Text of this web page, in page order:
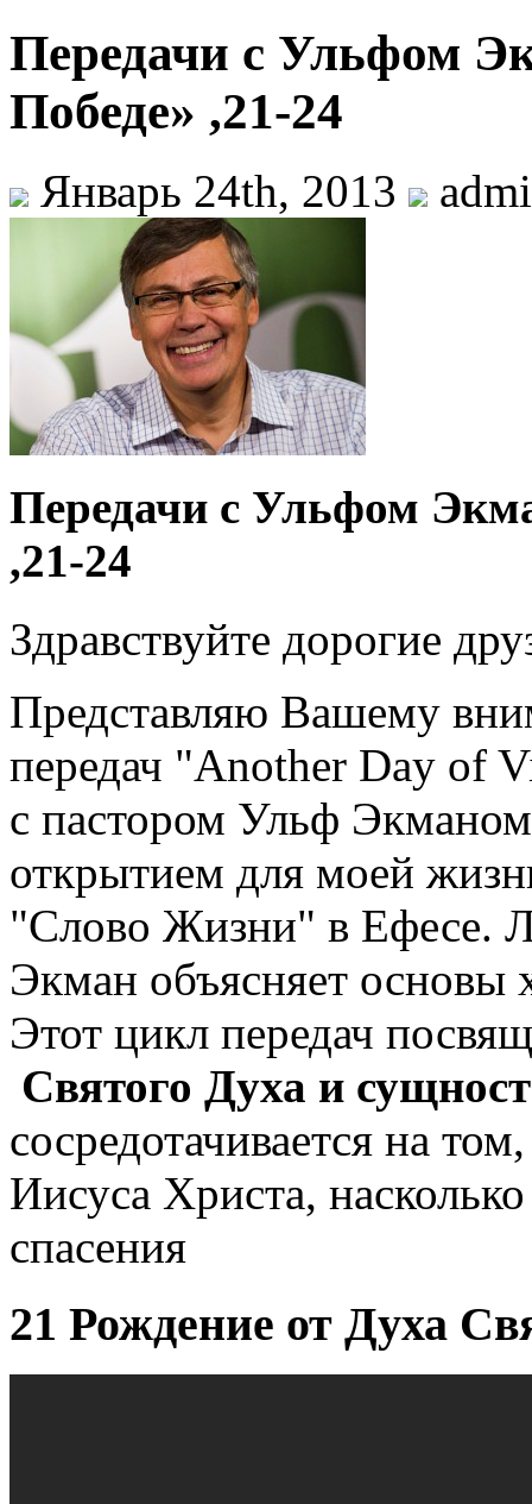
Передачи с Ульфом
Победе» ,21-24
Январь 24th, 2013
Передачи с Ульфом
,21-24
Здравствуйте дорогие
Представляю Вашему
передач "Another Day of
с пастором Ульф
открытием для моей
"Слово Жизни" в Ефесе.
Экман объясняет основы
Этот цикл передач
Святого Духа и
сосредотачивается на
Иисуса Христа,
спасения
21 Рождение от Духа